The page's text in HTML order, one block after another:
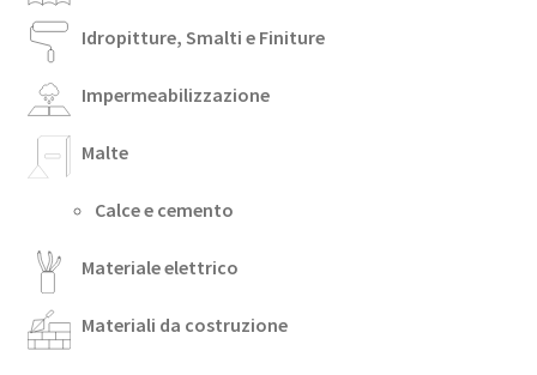
Idropitture, Smalti e Finiture
Impermeabilizzazione
Malte
Calce e cemento
Materiale elettrico
Materiali da costruzione